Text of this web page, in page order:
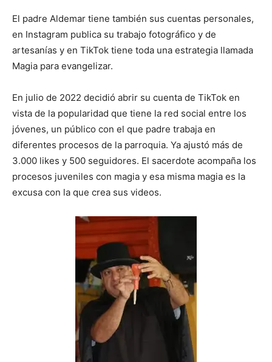
El padre Aldemar tiene también sus cuentas personales,
en Instagram publica su trabajo fotográfico y de
artesanías y en TikTok tiene toda una estrategia llamada
Magia para evangelizar.
En julio de 2022 decidió abrir su cuenta de TikTok en
vista de la popularidad que tiene la red social entre los
jóvenes, un público con el que padre trabaja en
diferentes procesos de la parroquia. Ya ajustó más de
3.000 likes y 500 seguidores. El sacerdote acompaña los
procesos juveniles con magia y esa misma magia es la
excusa con la que crea sus videos.